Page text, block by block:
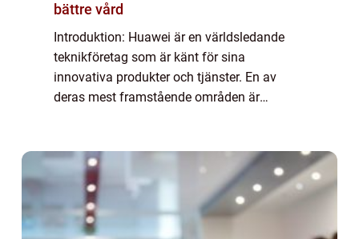
bättre vård
Introduktion: Huawei är en världsledande
teknikföretag som är känt för sina
innovativa produkter och tjänster. En av
deras mest framstående områden är
en mängd olika funktioner oc...